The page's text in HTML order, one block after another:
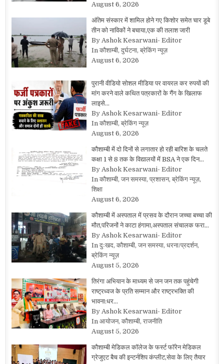
August 6, 2026
अंतिम संस्कार में शामिल होने गए किशोर समेत चार डूबे
तीन को नाविकों ने बचाया,एक की तलाश जारी
By Ashok Kesarwani- Editor
In कौशाम्बी, दुर्घटना, ब्रेकिंग न्यूज़
August 6, 2026
पुरानी वीडियो सोशल मीडिया पर वायरल कर रुपयों की
मांग करने वाले कथित पत्रकारों के गैंग के खिलाफ
लाइसे…
By Ashok Kesarwani- Editor
In कौशाम्बी, ब्रेकिंग न्यूज़
August 6, 2026
कौशाम्बी में दो दिनों से लगातार हो रही बारिश के चलते
कक्षा 1 से 8 तक के विद्यालयों में BSA ने एक दिन…
By Ashok Kesarwani- Editor
In कौशाम्बी, जन समस्या, प्रशासन, ब्रेकिंग न्यूज़,
शिक्षा
August 6, 2026
कौशाम्बी में अस्पताल में प्रसव के दौरान जच्चा बच्चा की
मौत,परिजनों ने काटा हंगामा,अस्पताल संचालक फरा…
By Ashok Kesarwani- Editor
In दुःखद, कौशाम्बी, जन समस्या, धरना/प्रदर्शन,
ब्रेकिंग न्यूज़
August 5, 2026
तिरंगा अभियान के माध्यम से जन जन तक पहुंचेगी
राष्ट्रध्वज के प्रति सम्मान और राष्ट्रभक्ति की
भावना:धर…
By Ashok Kesarwani- Editor
In आयोजन, कौशाम्बी, राजनीति
August 5, 2026
कौशाम्बी मेडिकल कॉलेज के फर्स्ट फॉरेन मेडिकल
ग्रेजुएट बैच की इन्टर्नशिप कंप्लीट,सेवा के लिए तैयार